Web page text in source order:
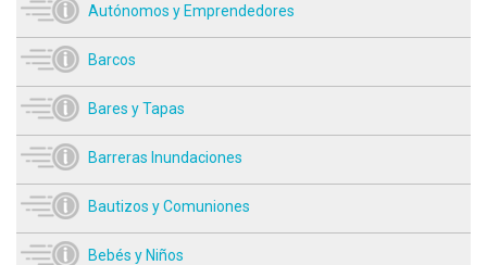
Autónomos y Emprendedores
Barcos
Bares y Tapas
Barreras Inundaciones
Bautizos y Comuniones
Bebés y Niños